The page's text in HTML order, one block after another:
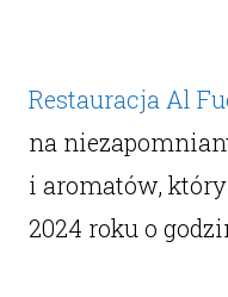
Restauracja Al
na
i aromatów, który
2024 roku o